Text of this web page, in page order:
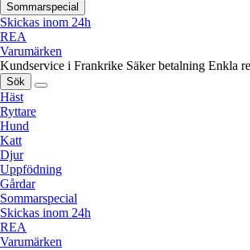
Sommarspecial
Skickas inom 24h
REA
Varumärken
Kundservice i Frankrike Säker betalning Enkla
Sök
Häst
Ryttare
Hund
Katt
Djur
Uppfödning
Gårdar
Sommarspecial
Skickas inom 24h
REA
Varumärken